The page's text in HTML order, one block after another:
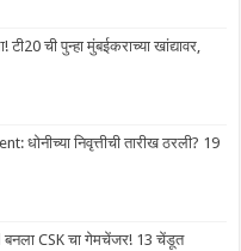
ची पुन्हा मुंबईकराच्या खांद्यावर,
धोनीच्या निवृत्तीची तारीख ठरली? 19
बनला CSK चा गेमचेंजर! 13 चेंडूत